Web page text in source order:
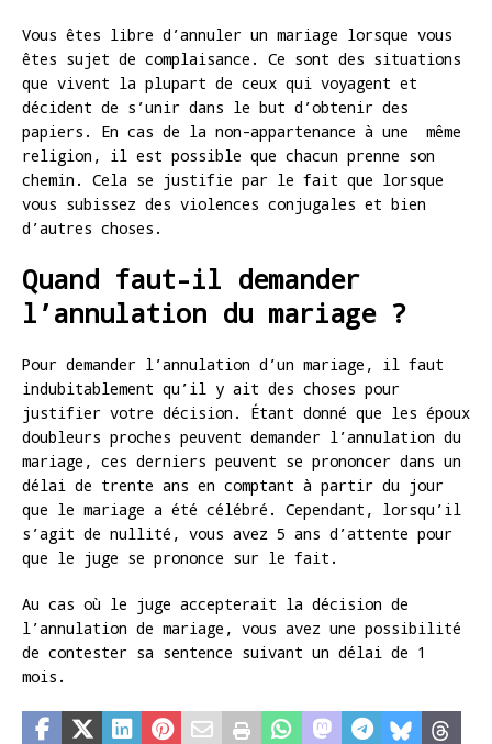
Vous êtes libre d’annuler un mariage lorsque vous
êtes sujet de complaisance. Ce sont des situations
que vivent la plupart de ceux qui voyagent et
décident de s’unir dans le but d’obtenir des
papiers. En cas de la non-appartenance à une même
religion, il est possible que chacun prenne son
chemin. Cela se justifie par le fait que lorsque
vous subissez des violences conjugales et bien
d’autres choses.
Quand faut-il demander
l’annulation du mariage ?
Pour demander l’annulation d’un mariage, il faut
indubitablement qu’il y ait des choses pour
justifier votre décision. Étant donné que les époux
doubleurs proches peuvent demander l’annulation du
mariage, ces derniers peuvent se prononcer dans un
délai de trente ans en comptant à partir du jour
que le mariage a été célébré. Cependant, lorsqu’il
s’agit de nullité, vous avez 5 ans d’attente pour
que le juge se prononce sur le fait.
Au cas où le juge accepterait la décision de
l’annulation de mariage, vous avez une possibilité
de contester sa sentence suivant un délai de 1
mois.